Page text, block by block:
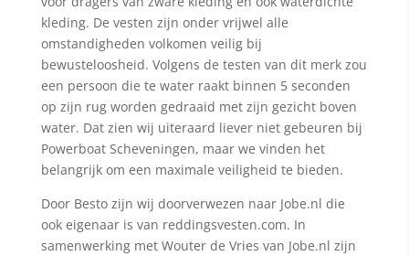
kleding. De vesten zijn onder vrijwel alle
omstandigheden volkomen veilig bij
bewusteloosheid. Volgens de testen van dit merk zou
een persoon die te water raakt binnen 5 seconden
op zijn rug worden gedraaid met zijn gezicht boven
water. Dat zien wij uiteraard liever niet gebeuren bij
Powerboat Scheveningen, maar we vinden het
belangrijk om een maximale veiligheid te bieden.
Door Besto zijn wij doorverwezen naar Jobe.nl die
ook eigenaar is van reddingsvesten.com. In
samenwerking met Wouter de Vries van Jobe.nl zijn